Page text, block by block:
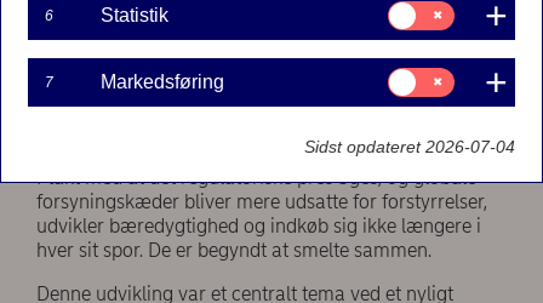
I takt med at det regulatoriske pres øges, og globale
forsyningskæder bliver mere udsatte for forstyrrelser,
udvikler bæredygtighed og indkøb sig ikke længere i
hver sit spor. De er begyndt at smelte sammen.
Denne udvikling var et centralt tema ved et nyligt
6 Statistik
Samtykke
til:
Statistik
7 Markedsføring
Samtykke
til:
Markedsføring
Sidst opdateret 2026-07-04